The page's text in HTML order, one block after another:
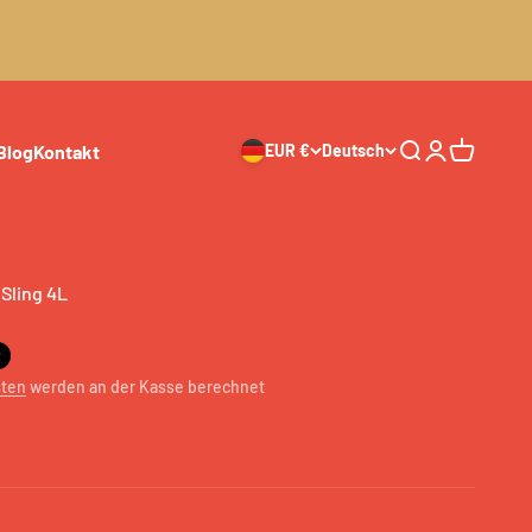
Kontakt EUR € Deutsch SucheAnmelden
4L
werden an der Kasse berechnet